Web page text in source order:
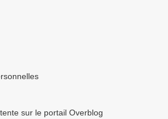
sur le portail Overblog